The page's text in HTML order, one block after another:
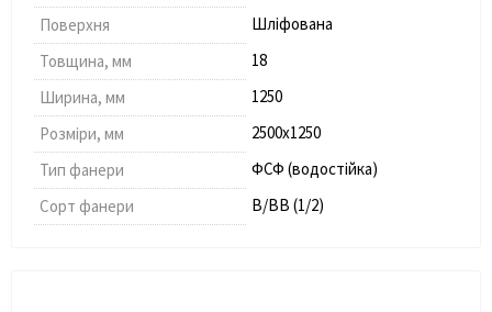
Поверхня
Шліфована
Товщина, мм
18
Ширина, мм
1250
Розміри, мм
2500х1250
Тип фанери
ФСФ (водостійка)
Сорт фанери
В/ВВ (1/2)